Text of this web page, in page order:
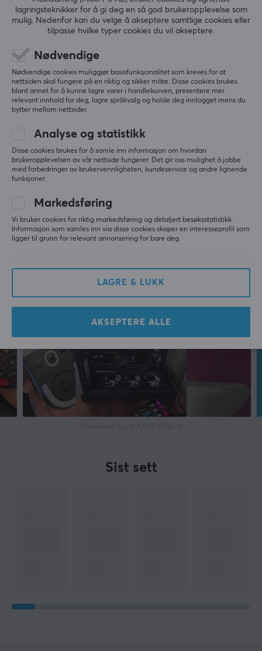
0.0
Basert på 0 vurderinger
0%
1
SKRIV ANMELDELSE
Mer fra vårt fellesskap
Sist sett
lagringsteknikker for å gi deg en så god brukeropplevelse som
mulig. Nedenfor kan du velge å akseptere samtlige cookies eller
tilpasse hvilke typer cookies du vil akseptere.
Nødvendige
Nødvendige cookies muliggjør basisfunksjonalitet som kreves for at
nettsiden skal fungere på en riktig og sikker måte. Disse cookies brukes
blant annet for å kunne lagre varer i handlekurven, presentere mer
relevant innhold for deg, lagre språkvalg og holde deg innlogget mens du
bytter mellom nettsider.
Analyse og statistikk
Disse cookies brukes for å samle inn informasjon om hvordan
brukeropplevelsen av vår nettside fungerer. Det gir oss mulighet å jobbe
med forbedringer av brukervennligheten, kundeservice og andre lignende
funksjoner.
Markedsføring
Vi bruker cookies for riktig markedsføring og detaljert besøksstatistikk.
Informasjon som samles inn via disse cookies skaper en interesseprofil som
ligger til grunn for relevant annonsering for bare deg.
LAGRE & LUKK
AKSEPTERE ALLE